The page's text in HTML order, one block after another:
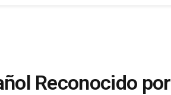
Reconocido por